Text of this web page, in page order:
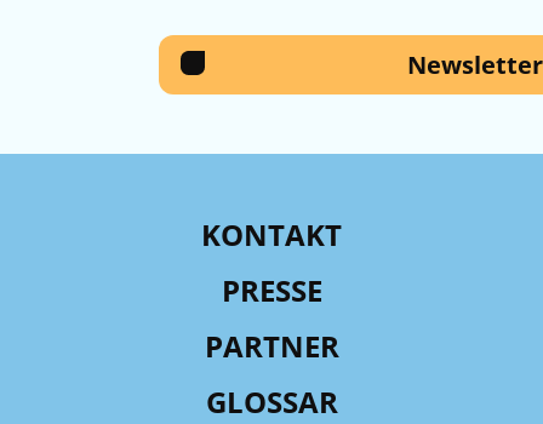
Newsletter
KONTAKT
PRESSE
PARTNER
GLOSSAR